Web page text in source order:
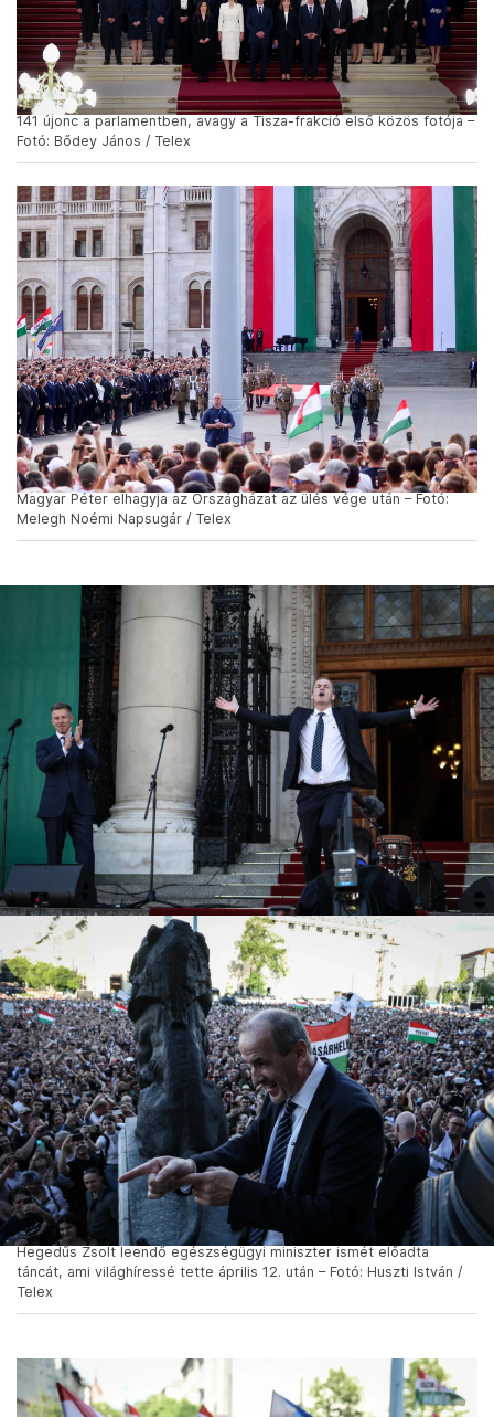
141 újonc a parlamentben, avagy a Tisza-frakció első közös fotója –
Fotó: Bődey János / Telex
Magyar Péter elhagyja az Országházat az ülés vége után – Fotó:
Melegh Noémi Napsugár / Telex
Hegedűs Zsolt leendő egészségügyi miniszter ismét előadta
táncát, ami világhíressé tette április 12. után – Fotó: Huszti István /
Telex